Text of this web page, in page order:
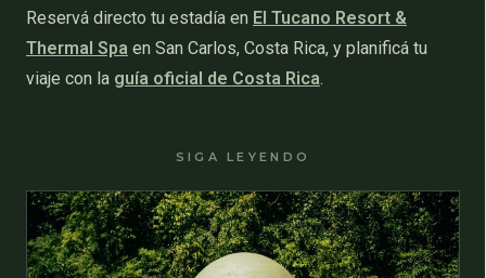
Reservá directo tu estadía en El Tucano Resort &
Thermal Spa en San Carlos, Costa Rica, y planificá tu
viaje con la guía oficial de Costa Rica.
SIGA LEYENDO